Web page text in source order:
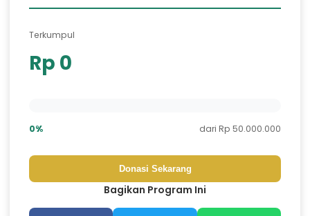
Terkumpul
Rp 0
0% dari Rp 50.000.000
Donasi Sekarang
Bagikan Program Ini